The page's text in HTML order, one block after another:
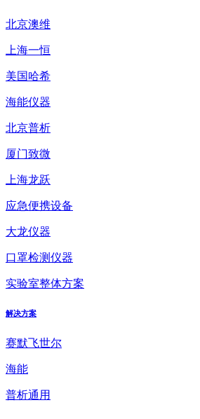
北京澳维
上海一恒
美国哈希
海能仪器
北京普析
厦门致微
上海龙跃
应急便携设备
大龙仪器
口罩检测仪器
实验室整体方案
解决方案
赛默飞世尔
海能
普析通用